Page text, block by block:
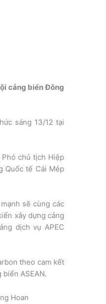
cảng biển Đông
sáng 13/12 tại
Phó chủ tịch Hiệp
Quốc tế Cái Mép
sẽ cùng các
xây dựng cảng
dịch vụ APEC
theo cam kết
ASEAN.